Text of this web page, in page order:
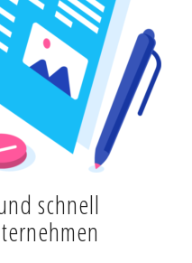
schnell